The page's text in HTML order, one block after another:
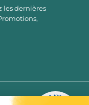
les dernières